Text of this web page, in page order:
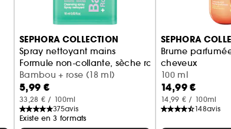
SEPHORA COLLECTION
Spray nettoyant mains
Formule non-collante, sèche rapidement
Bambou + rose (18 ml)
5,99 €
33,28 € / 100ml
375avis
Existe en 3 formats
SEPHORA
Brume
cheveux
Monoi +
100 ml
14,99 €
14,99 € / 100ml
148avis